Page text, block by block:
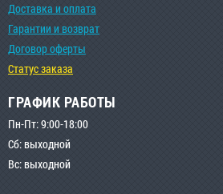
Доставка и оплата
Гарантии и возврат
Договор оферты
Статус заказа
ГРАФИК РАБОТЫ
Пн-Пт: 9:00-18:00
Сб: выходной
Вс: выходной